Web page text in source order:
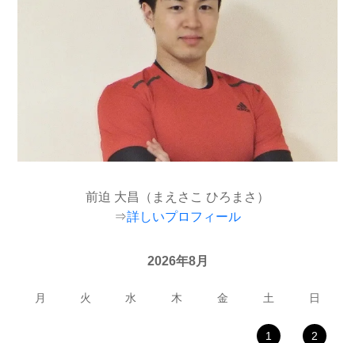
前迫 大昌（まえさこ ひろまさ）
⇒詳しいプロフィール
2026年8月
月 火 水 木 金 土 日
1 2